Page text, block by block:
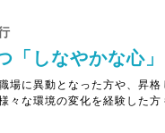
しなやかな心
場に異動となった方や、昇
々な環境の変化を経験した